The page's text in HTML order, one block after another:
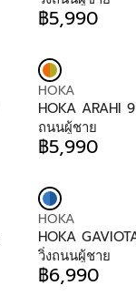
P
C
E
฿
8
,
9
0
D
O
:
R
G
U
L
A
R
P
C
E
฿
5
,
9
฿5,990
V
E
N
D
O
:
HOKA
HOKA ARAHI
ถนนผู้ชาย
R
G
U
L
A
R
P
฿5,990
V
E
N
D
O
HOKA
HOKA
วิ่งถนนผู้ชาย
R
฿6,990